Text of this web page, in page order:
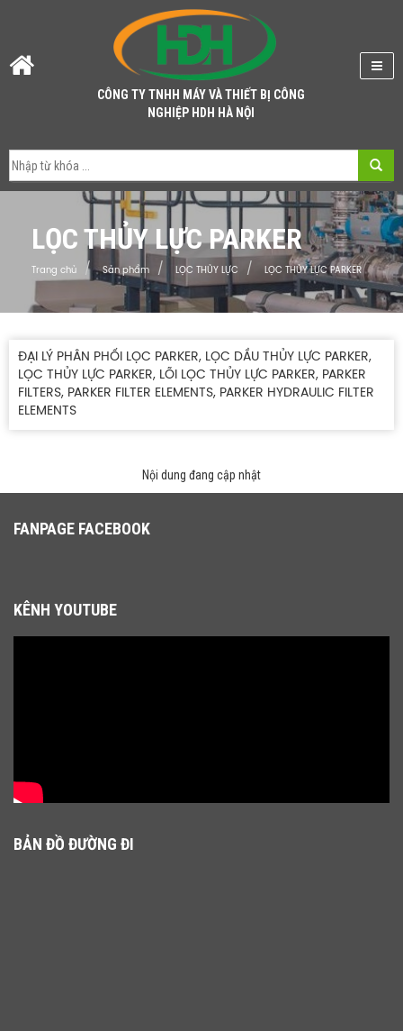
CÔNG TY TNHH MÁY VÀ THIẾT BỊ CÔNG
NGHIỆP HDH HÀ NỘI
LỌC THỦY LỰC PARKER
Trang chủ Sản phẩm LỌC THỦY LỰC LỌC THỦY LỰC PARKER
ĐẠI LÝ PHÂN PHỐI LỌC PARKER, LỌC DẦU THỦY LỰC PARKER,
LỌC THỦY LỰC PARKER, LÕI LỌC THỦY LỰC PARKER, PARKER
FILTERS, PARKER FILTER ELEMENTS, PARKER HYDRAULIC FILTER
ELEMENTS
Nội dung đang cập nhật
FANPAGE FACEBOOK
KÊNH YOUTUBE
BẢN ĐỒ ĐƯỜNG ĐI